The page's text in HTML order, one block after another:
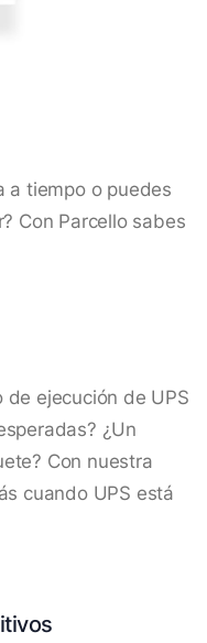
a tiempo o puedes
Con Parcello sabes
de ejecución de UPS
¿Un
Con nuestra
cuando UPS está